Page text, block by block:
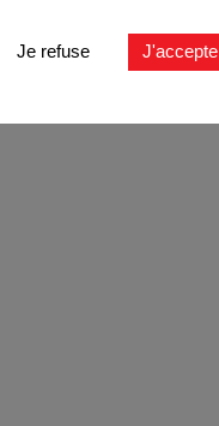
Je refuse J'accepte